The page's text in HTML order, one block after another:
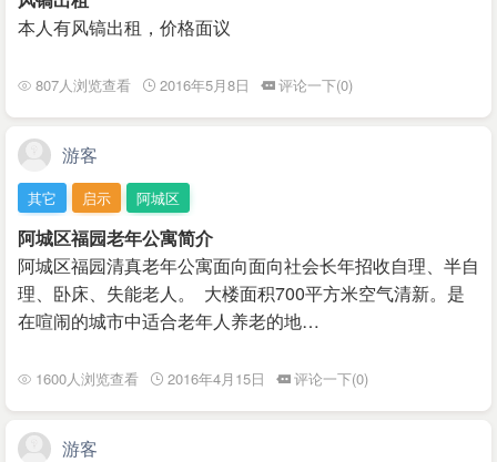
本人有风镐出租，价格面议
807人浏览查看 2016年5月8日 评论一下(0)
游客
其它 启示 阿城区
阿城区福园老年公寓简介
阿城区福园清真老年公寓面向面向社会长年招收自理、半自
理、卧床、失能老人。 大楼面积700平方米空气清新。是
在喧闹的城市中适合老年人养老的地…
1600人浏览查看 2016年4月15日 评论一下(0)
游客